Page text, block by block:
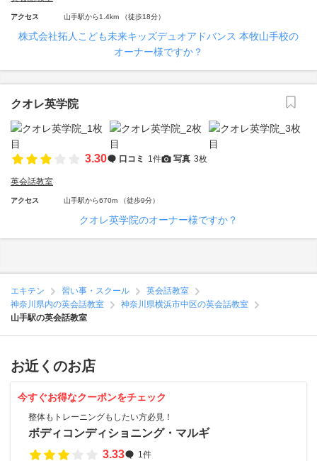
アクセス 山手駅から1.4km （徒歩18分）
株式会社拓人こども未来キッズデュオアドバンス 本牧山手校の
オーナー様ですか？
クオレ英学院
3.30 口コミ 1件 写真 3枚
英会話教室
アクセス 山手駅から670m （徒歩9分）
クオレ英学院のオーナー様ですか？
エキテン 習い事・スクール
英会話教室
神奈川県内の英会話教室
神奈川県横浜市中区の英会話教室
山手駅の英会話教室
お近くのお店
今すぐお得なクーポンをチェック
整体もトレーニングもしたい方必見！
ボディコンディショニング・マルギ
3.33
1件